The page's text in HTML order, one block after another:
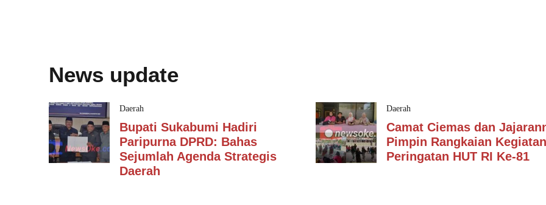
News update
Daerah
Bupati Sukabumi Hadiri
Paripurna DPRD: Bahas
Sejumlah Agenda Strategis
Daerah
Daerah
Camat Ciemas dan
Pimpin Rangkaian Kegiatan
Peringatan HUT RI Ke-81